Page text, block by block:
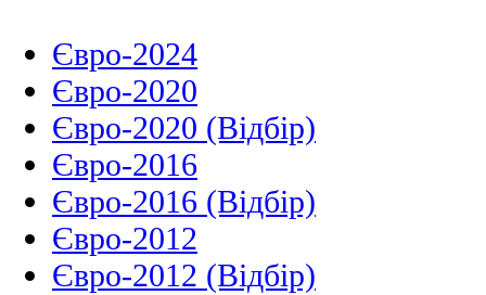
Євро-2024
Євро-2020
Євро-2020 (Відбір)
Євро-2016
Євро-2016 (Відбір)
Євро-2012
Євро-2012 (Відбір)